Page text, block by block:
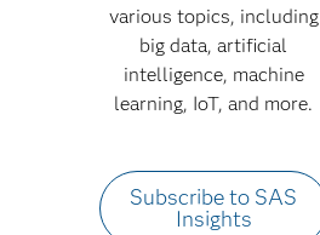
various topics, including
big data, artificial
intelligence, machine
learning, IoT, and more.
Subscribe to SAS
Insights